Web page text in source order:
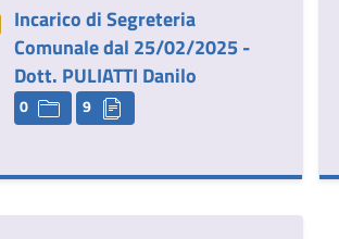
Incarico di Segreteria
Comunale dal 25/02/2025 -
Dott. PULIATTI Danilo
0 9